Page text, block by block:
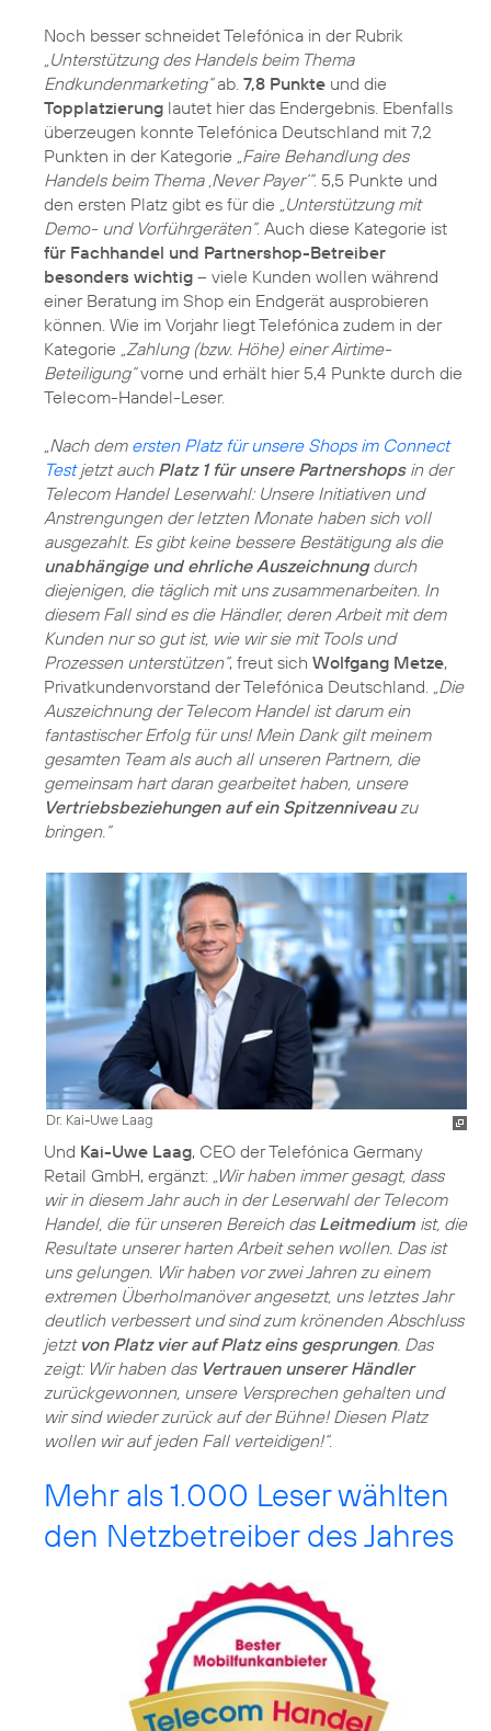
Noch besser schneidet Telefónica in der Rubrik
„Unterstützung des Handels beim Thema
Endkundenmarketing“ab. 7,8 Punkte und die
Topplatzierung lautet hier das Endergebnis. Ebenfalls
überzeugen konnte Telefónica Deutschland mit 7,2
Punkten in der Kategorie „Faire Behandlung des
Handels beim Thema ‚Never Payer‘“. 5,5 Punkte und
den ersten Platz gibt es für die „Unterstützung mit
Demo- und Vorführgeräten“. Auch diese Kategorie ist
für Fachhandel und Partnershop-Betreiber
besonders wichtig – viele Kunden wollen während
einer Beratung im Shop ein Endgerät ausprobieren
können. Wie im Vorjahr liegt Telefónica zudem in der
Kategorie „Zahlung (bzw. Höhe) einer Airtime-
Beteiligung“vorne und erhält hier 5,4 Punkte durch die
Telecom-Handel-Leser.
„Nach dem ersten Platz für unsere Shops im Connect
Testjetzt auch Platz 1 für unsere Partnershopsin der
Telecom Handel Leserwahl: Unsere Initiativen und
Anstrengungen der letzten Monate haben sich voll
ausgezahlt. Es gibt keine bessere Bestätigung als die
unabhängige und ehrliche Auszeichnungdurch
diejenigen, die täglich mit uns zusammenarbeiten. In
diesem Fall sind es die Händler, deren Arbeit mit dem
Kunden nur so gut ist, wie wir sie mit Tools und
Prozessen unterstützen“, freut sich Wolfgang Metze,
Privatkundenvorstand der Telefónica Deutschland.
„Die
Auszeichnung der Telecom Handel ist darum ein
fantastischer Erfolg für uns! Mein Dank gilt meinem
gesamten Team als auch all unseren Partnern, die
gemeinsam hart daran gearbeitet haben, unsere
Vertriebsbeziehungen auf ein Spitzenniveauzu
bringen.“
Dr. Kai-Uwe Laag
Und Kai-Uwe Laag, CEO der Telefónica Germany
Retail GmbH, ergänzt: „Wir haben immer gesagt, dass
wir in diesem Jahr auch in der Leserwahl der Telecom
Handel, die für unseren Bereich das Leitmedium ist, die
Resultate unserer harten Arbeit sehen wollen. Das ist
uns gelungen. Wir haben vor zwei Jahren zu einem
extremen Überholmanöver angesetzt, uns letztes Jahr
deutlich verbessert und sind zum krönenden Abschluss
jetzt von Platz vier auf Platz eins gesprungen. Das
zeigt: Wir haben das Vertrauen unserer Händler
zurückgewonnen, unsere Versprechen gehalten und
wir sind wieder zurück auf der Bühne! Diesen Platz
wollen wir auf jeden Fall verteidigen!“.
Mehr als 1.000 Leser wählten
den Netzbetreiber des Jahres